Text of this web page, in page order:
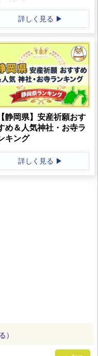
詳しく見る ▶
【静岡県】安産祈願おす
め＆人気神社・お寺ラ
キング
詳しく見る ▶
）